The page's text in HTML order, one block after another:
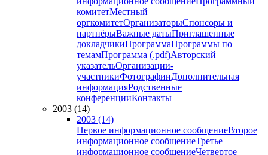
комитетМестный
оргкомитетОрганизаторыСпонсоры и
партнёрыВажные датыПриглашенные
докладчикиПрограммаПрограммы по
темамПрограмма (.pdf)Авторский
указательОрганизации-
участникиФотографииДополнительная
информацияРодственные
конференцииКонтакты
2003 (14)
2003 (14)
Первое информационное сообщениеВторое
информационное сообщениеТретье
информационное сообщениеЧетвертое